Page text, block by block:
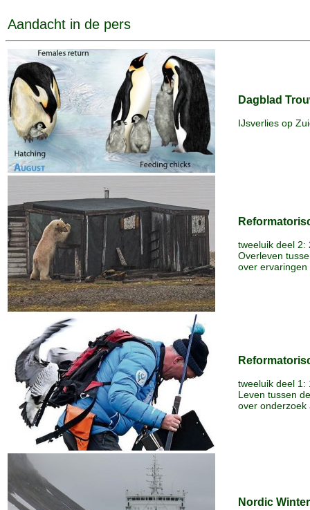
Aandacht in de pers
Dagblad
IJsverlies op
tweeluik deel 2:
Overleven
over
tweeluik deel 1:
Leven tussen
over onderzoek
Nordic